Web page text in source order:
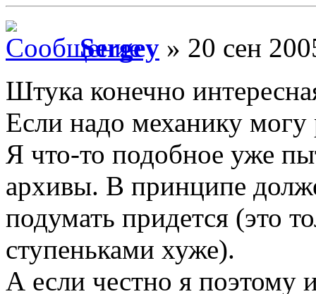
Sergey » 20 сен
Штука конечно
Если надо механику
Я что-то подобное уже
архивы. В принципе
подумать придется (это
ступеньками хуже).
А если честно я поэтому